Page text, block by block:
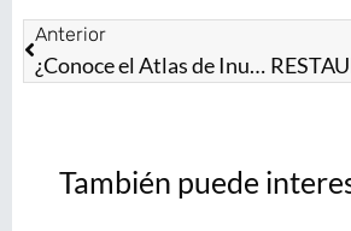
Anterior
¿Conoce el Atlas de Inundaciones 2025? Permite prevenir afectaciones por lluvias en el EdoMéx
También puede